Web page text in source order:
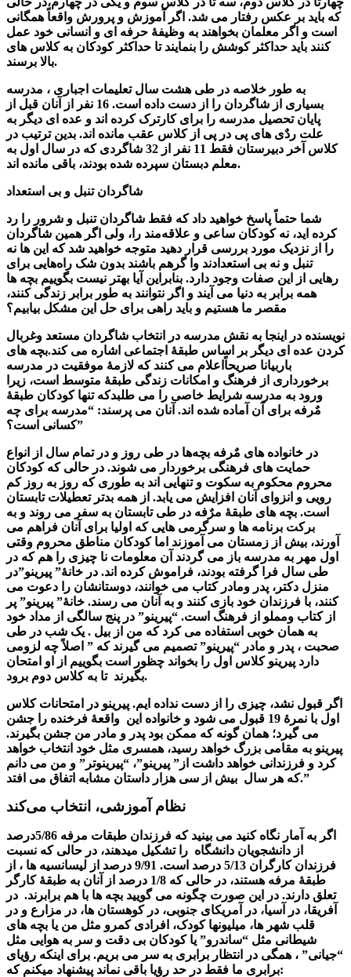
که باید بر عکس رفتار می شد. اگر آموزش و پرورش واقعاً همگانی
است و اگر معلمان بخواهند به وظیفۀ حرفه ای و انسانی خود عمل
کنند باید حداکثر کوشش را بنمایند تا حداکثر کودکان به کلاس های
بالا برسند.
به طور خلاصه در طی هشت سال تعلیمات اجباری ، مدرسه
بسیاری از شاگردان را از دست داده است. 16 نفر از آنان قبل از
پایان تحصیل مدرسه را برای کارترک کرده اند و عده ای دیگر به
علت ردٌی های پی در پی از کلاس عقب مانده اند. بدین ترتیب در
کلاس آخر دبیرستان فقط 11 نفر از 32 شاگردی که در سال اول به
معلم دبستان سپرده شده بودند، باقی مانده اند.
شاگردان تنبل و بی استعداد
شما حتماً پاسخ خواهید داد که فقط شاگردان تنبل و شرور را رد
کرده اید، نه کودکان ساعی و علاقه‌مند را، ولی اگر همین شاگردان
را از نزدیک مورد بررسی قرار دهید متوجه خواهید شد که این ها نه
تنبل و نه بی استعدادند وا گرهم باشند بدون شک راه‌هایی برای
رهایی از این صفات وجود دارد. بنابراین آیا بهتر نیست بگوییم بچه ها
همه برابر به دنیا می آیند و اگر نتوانند به طور برابر زندگی کنند،
مقصر ما هستیم و باید راهی برای حل این مشکل بیابیم؟
نویسنده در اینجا به نقش مدرسه در انتخاب شاگردان مستعد وغربال
کردن عده ای دیگر بر اساس طبقۀ اجتماعی اشاره می کند.بچه های
باربیانا صریحاًاعلام می کنند که لازمۀ موفقیت در مدرسه
برخورداری از فرهنگ و امکانات زندگی طبقۀ متوسط است، زیرا
ورود به مدرسه شرایط خاصی را می طلبدکه تنها کودکان طبقۀ
مٌرفه برای آن آماده شده اند. آنان می پرسند: “مدرسه برای چه
کسانی است؟”
در خانواده های مٌرفه بچه‌ها در طی روز و در تمام سال از انواع
حمایت های فرهنگی برخوردار می شوند. در حالی که کودکان
محروم محکوم به سکوت و تنهایی اند به طوری که روز به روز کم
رویی و انزوای آنان افزایش می یابد. از همه بدتر تعطیلات تابستان
است. بچه های طبقۀ مرٌفه در طی تابستان به سفر می روند و به
برکت برنامه ها و سرگرمی هایی که اولیا برای آنان فراهم می
آورند، بیش از زمستان می آموزند اما کودکان مناطق محروم وقتی
اول مهر به مدرسه باز می گردند آن معلومات نا چیزی را هم که در
طی سال فرا گرفته بودند، فراموش کرده اند. در خانۀ” پیرینو”در
منزل دکتر، پدر ومادر کتاب می خوانند، دوستانشان را دعوت می
کنند، با فرزندان خود بازی کنند و به آنان می رسند. خانۀ” پیرینو” پر
از کتاب ومملو از فرهنگ است. “پیرینو” در پنج سالگی از مداد خود
به همان خوبی استفاده می کرد که من از بیل . یک شب در طی
صحبت ، پدر و مادر “پیرینو” تصمیم می گیرند که ” اصلاً چه لزومی
دارد پیرینو کلاس اول را بخواند چظور است بگوییم از او امتحان
بگیرند تا به کلاس دوم برود.
اگر قبول نشد، چیزی را از دست نداده ایم. پیرینو در امتحانات کلاس
اول با نمرۀ 19 قبول می شود و خانواده این واقعۀ فرخنده را جشن
می گیرد؛ همان گونه که ممکن بود پدر و مادر من جشن بگیرند.
پیرینو به مقامی بزرگ خواهد رسید، همسری مثل خود انتخاب خواهد
کرد و فرزندانی خواهد داشت از” پیرینو”، “پیرینوتر” و من می دانم
که هر سال بیش از سی هزار داستان مشابه اتفاق می افتد.”
نظام آموزشی، انتخاب می‌کند
اگر به آمار نگاه کنید می بینید که فرزندان طبقات مرفه 5/86درصد
از دانشجویان دانشگاه را تشکیل میدهند، در حالی که نسبت
فرزندان کارگران 5/13 درصد است. 9/91 درصد از لیسانسیه ها ، از
طبقۀ مرفه هستند، در حالی که 1/8 درصد از آنان به طبقۀ کارگر
تعلق دارند. در این صورت چگونه می گویید بچه ها با هم برابرند. در
آفریقا، در آسیا، در آمریکای جنوبی، در کوهستان ها، در مزارع و در
قلب شهر ها، میلیونها کودک، افرادی کمرو مثل من یا بچه های
شیطانی مثل “ساندرو” یا کودکان بی دقت و سر به هوایی مثل
“جیانی” ، همگی در انتظار برابری به سر می بریم. برای اینکه رؤیای
برابری ما فقط در حد رؤیا باقی نماند پیشنهاد میکنم که: